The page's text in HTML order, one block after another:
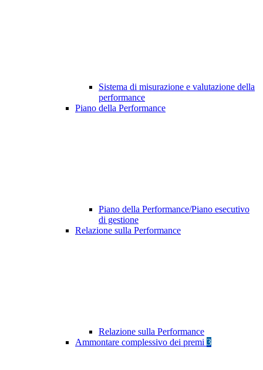
Sistema di misurazione e valutazione della
performance
Piano della Performance
Piano della Performance/Piano esecutivo
di gestione
Relazione sulla Performance
Relazione sulla Performance
Ammontare complessivo dei premi 3